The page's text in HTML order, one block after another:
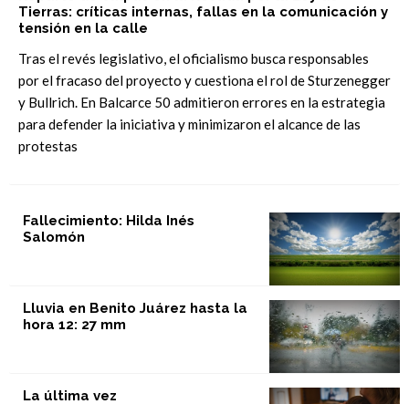
Tierras: críticas internas, fallas en la comunicación y
tensión en la calle
Tras el revés legislativo, el oficialismo busca responsables
por el fracaso del proyecto y cuestiona el rol de Sturzenegger
y Bullrich. En Balcarce 50 admitieron errores en la estrategia
para defender la iniciativa y minimizaron el alcance de las
protestas
Fallecimiento: Hilda Inés
Salomón
Lluvia en Benito Juárez hasta la
hora 12: 27 mm
La última vez